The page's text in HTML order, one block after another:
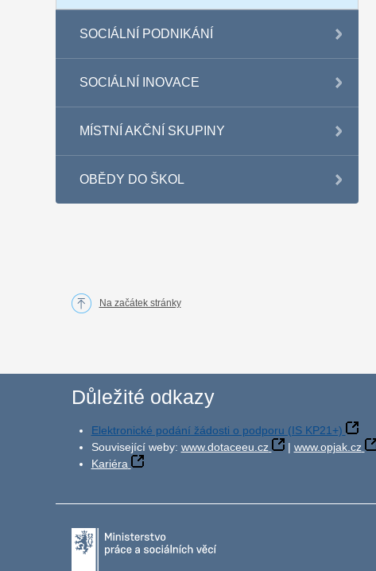
SOCIÁLNÍ PODNIKÁNÍ
SOCIÁLNÍ INOVACE
MÍSTNÍ AKČNÍ SKUPINY
OBĚDY DO ŠKOL
Na začátek stránky
Důležité odkazy
Elektronické podání žádosti o podporu (IS KP21+)
Související weby: www.dotaceeu.cz | www.opjak.cz
Kariéra